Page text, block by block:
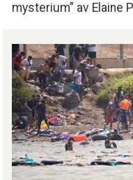
mysterium” av Elaine